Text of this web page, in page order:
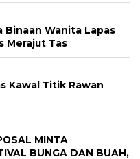
Binaan Wanita Lapas
Merajut Tas
Kawal Titik Rawan
MINTA
BUNGA DAN BUAH,